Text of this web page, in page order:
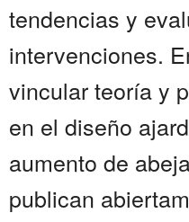
tendencias y
intervenciones.
vincular teoría y
en el diseño
aumento de
publican